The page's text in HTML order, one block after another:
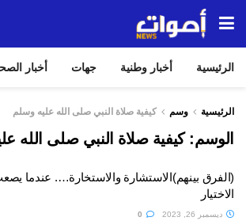
الرئيسية أخبار وطنية جهات أخبار
الرئيسية وسم كيفية صلاة النبي صلى الله عليه وسلم
الوسم:كيفية صلاة النبي صلى الله
(الفرق بينهم)الاستشارة والاستخارة…. عندما
الاختيار
ديسمبر 26, 2023